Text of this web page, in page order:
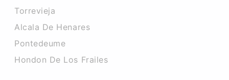
Torrevieja
Alcala De Henares
Pontedeume
Hondon De Los Frailes